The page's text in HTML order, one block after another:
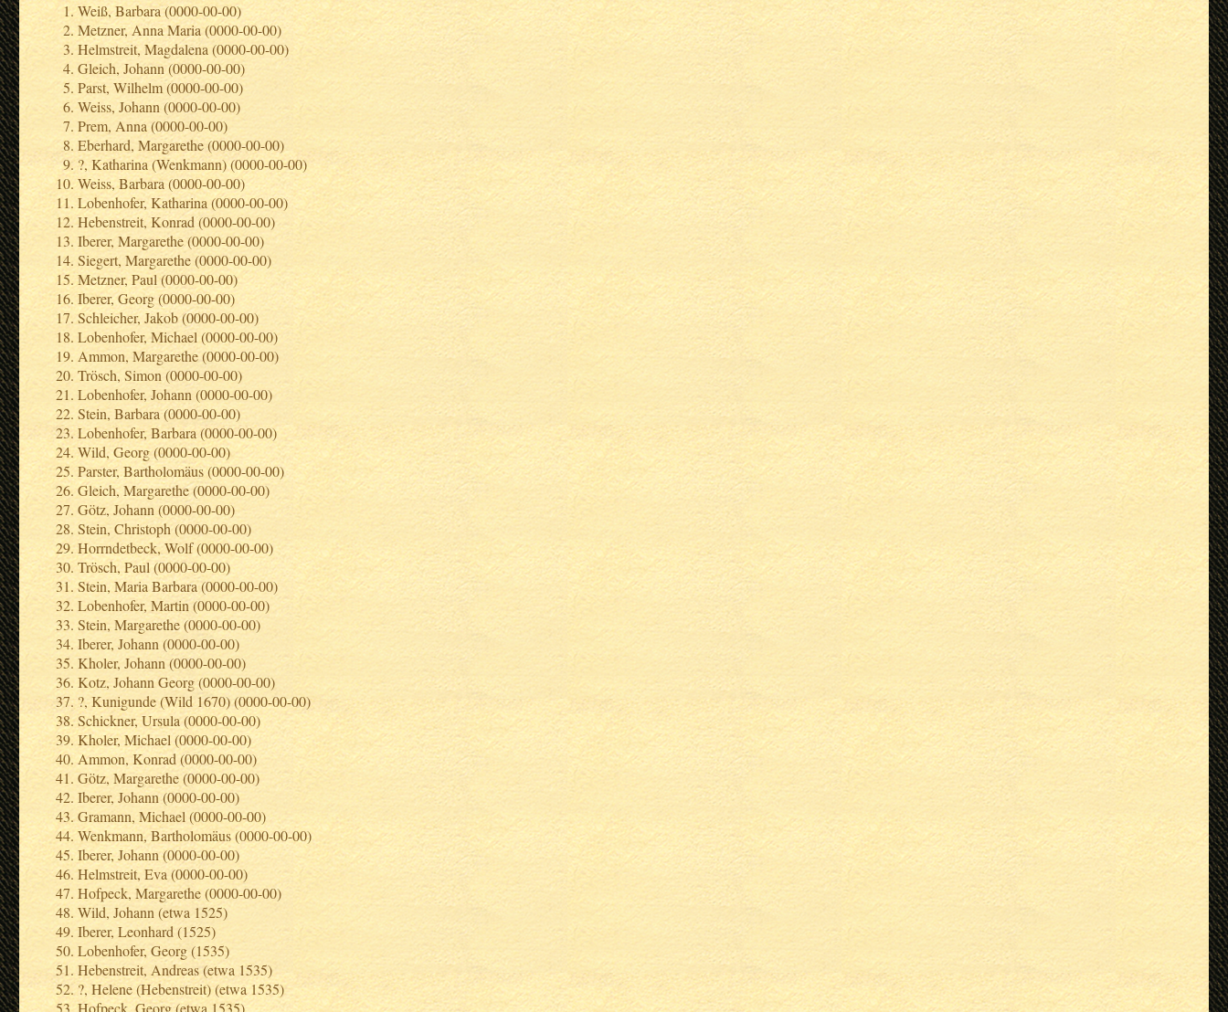
Weiß, Barbara (0000-00-00)
Metzner, Anna Maria (0000-00-00)
Helmstreit, Magdalena (0000-00-00)
Gleich, Johann (0000-00-00)
Parst, Wilhelm (0000-00-00)
Weiss, Johann (0000-00-00)
Prem, Anna (0000-00-00)
Eberhard, Margarethe (0000-00-00)
?, Katharina (Wenkmann) (0000-00-00)
Weiss, Barbara (0000-00-00)
Lobenhofer, Katharina (0000-00-00)
Hebenstreit, Konrad (0000-00-00)
Iberer, Margarethe (0000-00-00)
Siegert, Margarethe (0000-00-00)
Metzner, Paul (0000-00-00)
Iberer, Georg (0000-00-00)
Schleicher, Jakob (0000-00-00)
Lobenhofer, Michael (0000-00-00)
Ammon, Margarethe (0000-00-00)
Trösch, Simon (0000-00-00)
Lobenhofer, Johann (0000-00-00)
Stein, Barbara (0000-00-00)
Lobenhofer, Barbara (0000-00-00)
Wild, Georg (0000-00-00)
Parster, Bartholomäus (0000-00-00)
Gleich, Margarethe (0000-00-00)
Götz, Johann (0000-00-00)
Stein, Christoph (0000-00-00)
Horrndetbeck, Wolf (0000-00-00)
Trösch, Paul (0000-00-00)
Stein, Maria Barbara (0000-00-00)
Lobenhofer, Martin (0000-00-00)
Stein, Margarethe (0000-00-00)
Iberer, Johann (0000-00-00)
Kholer, Johann (0000-00-00)
Kotz, Johann Georg (0000-00-00)
?, Kunigunde (Wild 1670) (0000-00-00)
Schickner, Ursula (0000-00-00)
Kholer, Michael (0000-00-00)
Ammon, Konrad (0000-00-00)
Götz, Margarethe (0000-00-00)
Iberer, Johann (0000-00-00)
Gramann, Michael (0000-00-00)
Wenkmann, Bartholomäus (0000-00-00)
Iberer, Johann (0000-00-00)
Helmstreit, Eva (0000-00-00)
Hofpeck, Margarethe (0000-00-00)
Wild, Johann (etwa 1525)
Iberer, Leonhard (1525)
Lobenhofer, Georg (1535)
Hebenstreit, Andreas (etwa 1535)
?, Helene (Hebenstreit) (etwa 1535)